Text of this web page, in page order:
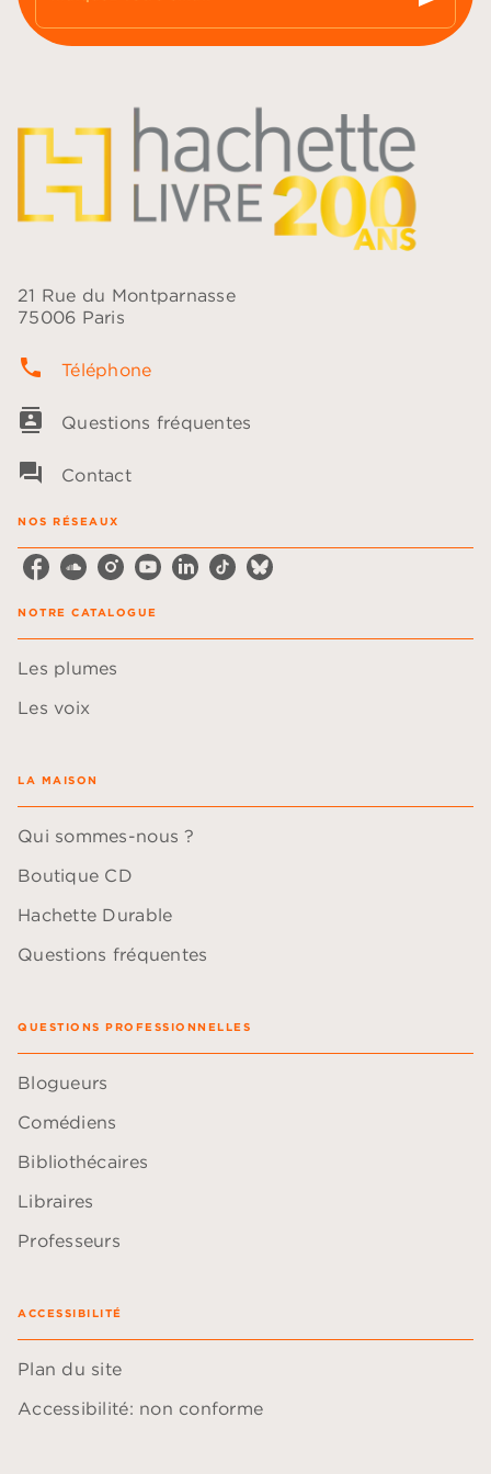
21 Rue du Montparnasse
75006 Paris
phone Téléphone
contacts Questions fréquentes
question_answer Contact
NOS RÉSEAUX
NOTRE CATALOGUE
Les plumes
Les voix
LA MAISON
Qui sommes-nous ?
Boutique CD
Hachette Durable
Questions fréquentes
QUESTIONS PROFESSIONNELLES
Blogueurs
Comédiens
Bibliothécaires
Libraires
Professeurs
ACCESSIBILITÉ
Plan du site
Accessibilité: non conforme